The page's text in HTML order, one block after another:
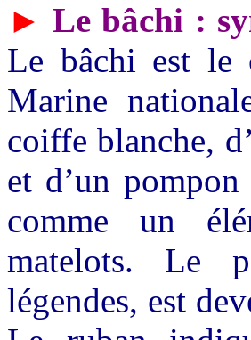
► Le bâchi :
Le bâchi est le
Marine
coiffe blanche,
et d’un
comme un
matelots. Le
légendes, est